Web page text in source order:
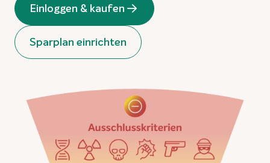
Einloggen & kaufen
Sparplan einrichten